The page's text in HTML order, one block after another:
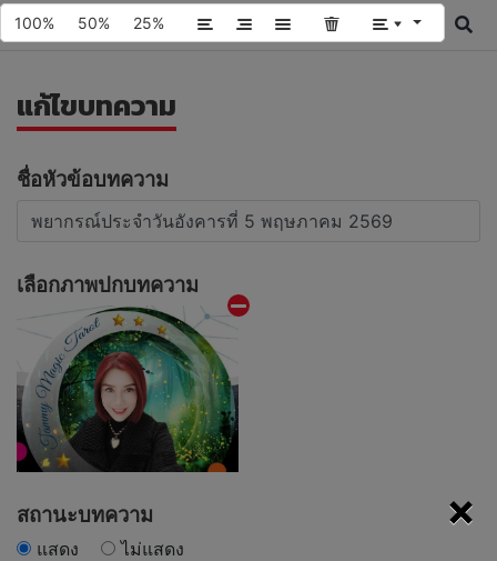
×
แก้ไขบทความ
ชื่อหัวข้อบทความ
เลือกภาพปกบทความ
สถานะบทความ
แสดง ไม่แสดง
100% 50% 25%